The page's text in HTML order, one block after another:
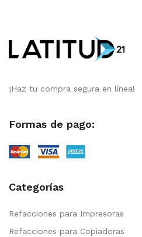
¡Haz tu compra segura en línea!
Formas de pago:
Categorías
Refacciones para Impresoras
Refacciones para Copiadoras